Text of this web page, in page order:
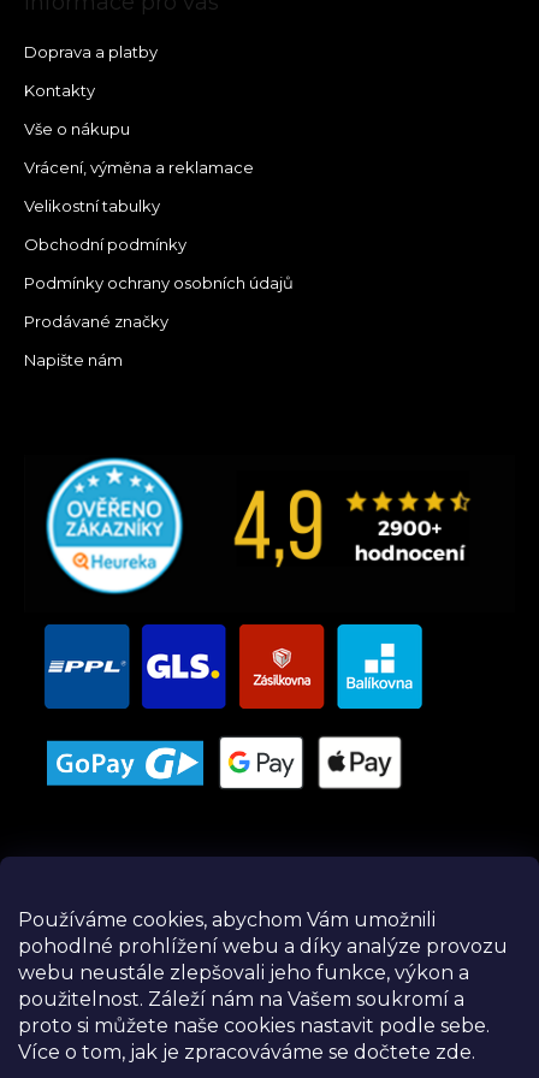
Používáme cookies, abychom Vám umožnili
pohodlné prohlížení webu a díky analýze provozu
webu neustále zlepšovali jeho funkce, výkon a
použitelnost. Záleží nám na Vašem soukromí a
proto si můžete naše cookies nastavit podle sebe.
Více o tom, jak je zpracováváme se dočtete zde.
Doprava a platby
Kontakty
Vše o nákupu
Vrácení, výměna a reklamace
Velikostní tabulky
Obchodní podmínky
Podmínky ochrany osobních údajů
Prodávané značky
Napište nám
Instagram